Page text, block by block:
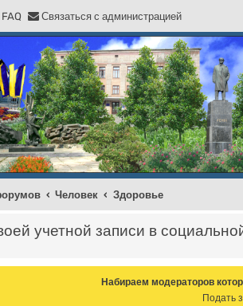
FAQ Связаться с администрацией
Человек Здоровье
учетной записи в
Набираем модераторов
Подать